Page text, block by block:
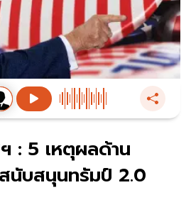
: 5 เหตุผลด้าน
นับสนุนทรัมป์ 2.0